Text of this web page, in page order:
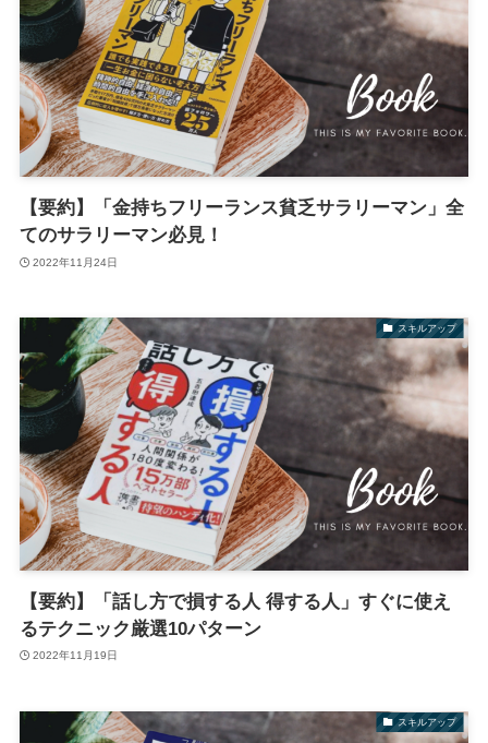
【要約】「金持ちフリーランス貧乏サラリーマン」全
てのサラリーマン必見！
2022年11月24日
スキルアップ
【要約】「話し方で損する人 得する人」すぐに使え
るテクニック厳選10パターン
2022年11月19日
スキルアップ